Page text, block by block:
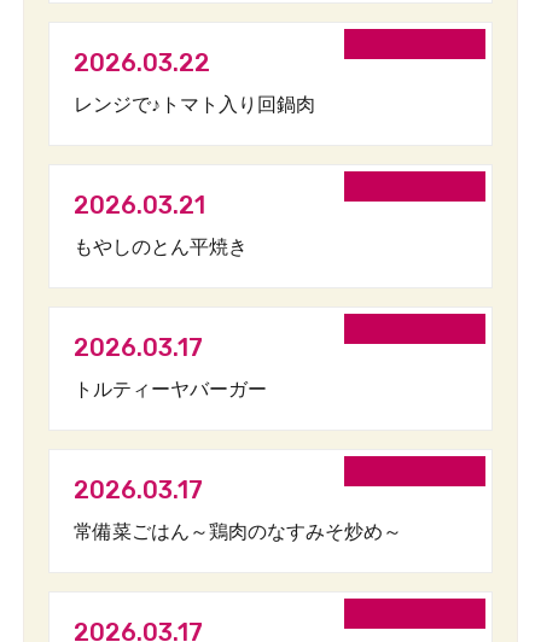
2026.03.22
レンジで♪トマト入り回鍋肉
2026.03.21
もやしのとん平焼き
2026.03.17
トルティーヤバーガー
2026.03.17
常備菜ごはん～鶏肉のなすみそ炒め～
2026.03.17